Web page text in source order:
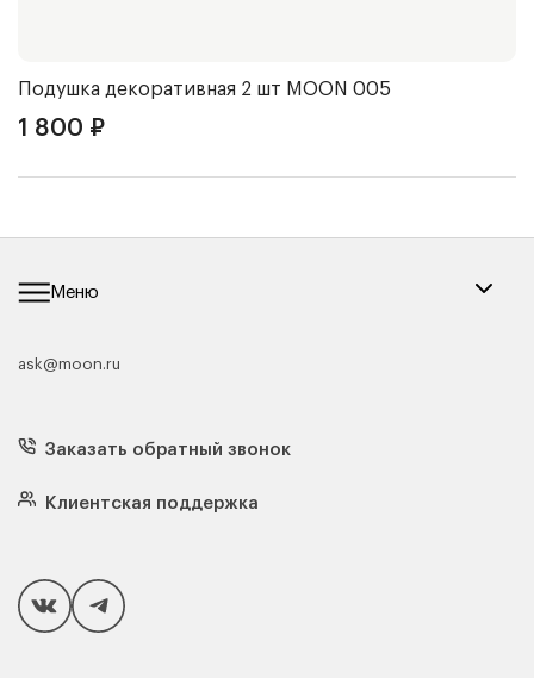
Подушка декоративная 2 шт MOON 005
1 800 ₽
Меню
Каталог мебели
Кресла
Матрасы
Подушки
Чехлы и наматрасники
Покупателям
Способы оплаты
ask@moon.ru
Заказать обратный звонок
Клиентская поддержка